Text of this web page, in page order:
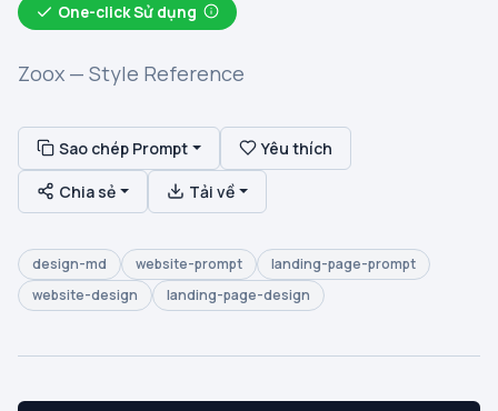
One-click Sử dụng
Zoox — Style Reference
Sao chép Prompt Yêu thích
Chia sẻ Tải về
design-md website-prompt
landing-page-prompt
website-design
landing-page-design